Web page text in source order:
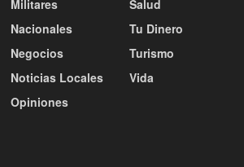
Militares
Nacionales
Negocios
Noticias Locales
Opiniones
Salud
Tu Dinero
Turismo
Vida